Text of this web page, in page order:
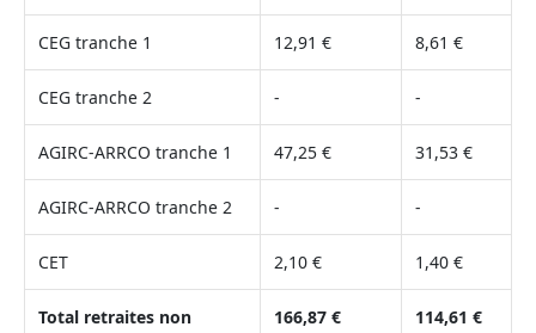
CEG tranche 1 12,91 € 8,61 €
CEG tranche 2 - -
AGIRC-ARRCO tranche 1 47,25 € 31,53 €
AGIRC-ARRCO tranche 2 - -
CET 2,10 € 1,40 €
Total retraites non
166,87 € 114,61 €